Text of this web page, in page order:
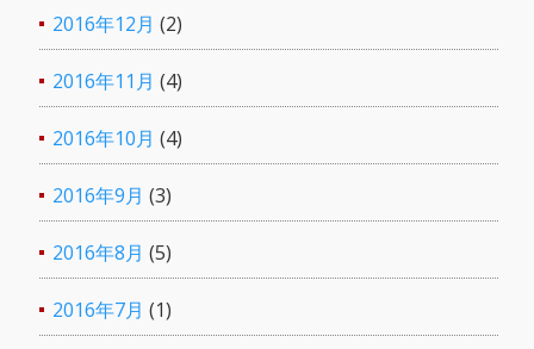
2016年12月 (2)
2016年11月 (4)
2016年10月 (4)
2016年9月 (3)
2016年8月 (5)
2016年7月 (1)